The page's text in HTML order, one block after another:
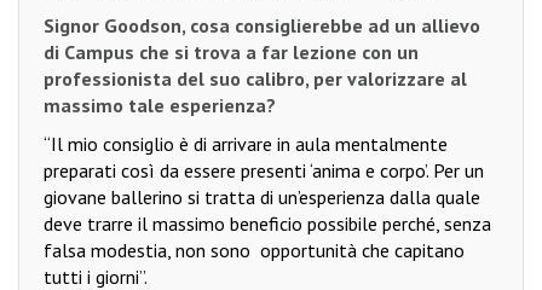
Signor Goodson, cosa consiglierebbe ad un allievo
di Campus che si trova a far lezione con un
professionista del suo calibro, per valorizzare al
massimo tale esperienza?
“Il mio consiglio è di arrivare in aula mentalmente
preparati così da essere presenti ‘anima e corpo’. Per un
giovane ballerino si tratta di un’esperienza dalla quale
deve trarre il massimo beneficio possibile perché, senza
falsa modestia, non sono opportunità che capitano
tutti i giorni”.